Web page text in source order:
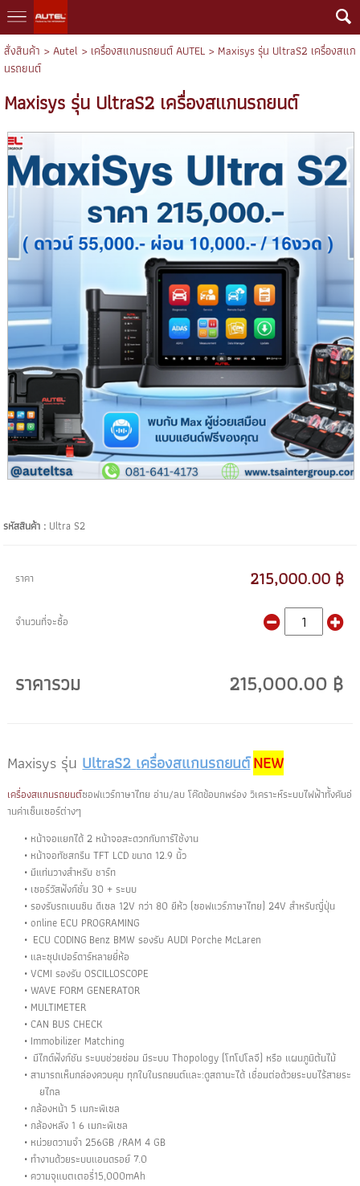
สั่งสินค้า >Autel > เครื่องสแกนรถยนต์ AUTEL> Maxisys รุ่น UltraS2 เครื่องสแก
นรถยนต์
Maxisys รุ่น UltraS2 เครื่องสแกนรถยนต์
รหัสสินค้า : Ultra S2
ราคา 215,000.00 ฿
จำนวนที่จะซื้อ
ราคารวม 215,000.00 ฿
Maxisys รุ่นUltraS2เครื่องสแกนรถยนต์NEW
เครื่องสแกนรถยนต์ซอฟแวร์กาษาไทย อ่าน/ลบ โค๊ดข้อบกพร่อง วิเคราะห์ระบบไฟฟ้าทั้งคันอ่
านค่าเซ็นเซอร์ต่างๆ
หน้าจอแยกได้ 2 หน้าจอสะดวกกับการ์ใช้งาน
หน้าจอทัชสกรีน TFT LCD ขนาด 12.9 นิ้ว
มีแท่นวางสำหรับ ชาร์ท
เซอร์วัสฟังก์ชั่น 30 + ระบบ
รองรับรถเบนซิน ดีเซล 12V กว่า 80 ยีห้ว (ซอฟแวร์ภาษาไทย) 24V สำหรับญี่ปุ่น
online ECU PROGRAMING
ECU CODING Benz BMW รองรับ AUDI Porche McLaren
และซุปเปอร์ดาร์หลายยี่ห้อ
VCMI รองรับ OSCILLOSCOPE
WAVE FORM GENERATOR
MULTIMETER
CAN BUS CHECK
Immobilizer Matching
มีไกด์ฟังก์ชัน ระบบช่วยซ่อม มีระบบ Thopology (โทโปโลจี) หรือ แผนภูมิต้นไม้
สามารถเห็นกล่องควบคุม ทุกใบในรถยนต์และ:ดูสถานะได้ เชื่อมต่อด้วยระบบไร้สายระ
ยไกล
กล้องหน้า 5 เมกะพิเซล
กล้องหลัง 1 6 เมกะพิเซล
หน่วยดวามจำ 256GB /RAM 4 GB
ทำงานด้วยระบบแอนดรอย์ 7.0
ความจุแบตเตอรี่15,000mAh